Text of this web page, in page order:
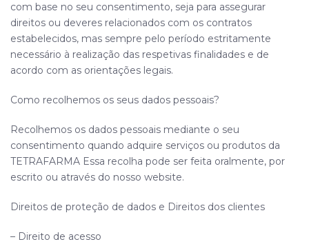
com base no seu consentimento, seja para assegurar
direitos ou deveres relacionados com os contratos
estabelecidos, mas sempre pelo período estritamente
necessário à realização das respetivas finalidades e de
acordo com as orientações legais.
Como recolhemos os seus dados pessoais?
Recolhemos os dados pessoais mediante o seu
consentimento quando adquire serviços ou produtos da
TETRAFARMA Essa recolha pode ser feita oralmente, por
escrito ou através do nosso website.
Direitos de proteção de dados e Direitos dos clientes
– Direito de acesso